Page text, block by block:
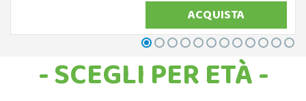
ACQUISTA
- SCEGLI PER ETÀ -